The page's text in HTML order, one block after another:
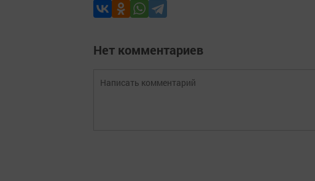
Нет комментариев